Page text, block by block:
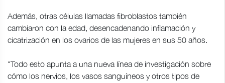
Además, otras células llamadas fibroblastos también
cambiaron con la edad, desencadenando inflamación y
cicatrización en los ovarios de las mujeres en sus 50 años.
"Todo esto apunta a una nueva línea de investigación sobre
cómo los nervios, los vasos sanguíneos y otros tipos de